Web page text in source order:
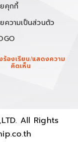
คุกกี้
ความเป็นส่วนตัว
ร้องเรียน/แสดงความ
คิดเห็น
All Rights